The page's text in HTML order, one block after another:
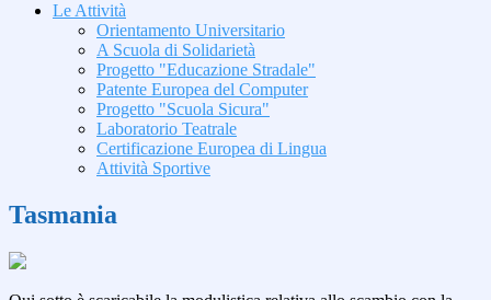
Le Attività
Orientamento Universitario
A Scuola di Solidarietà
Progetto "Educazione Stradale"
Patente Europea del Computer
Progetto "Scuola Sicura"
Laboratorio Teatrale
Certificazione Europea di Lingua
Attività Sportive
Tasmania